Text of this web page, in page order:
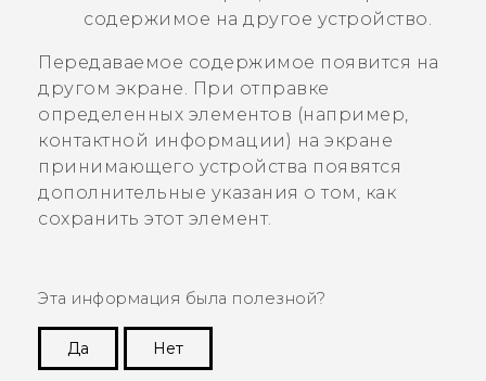
содержимое на другое устройство.
Передаваемое содержимое появится на
другом экране. При отправке
определенных элементов (например,
контактной информации) на экране
принимающего устройства появятся
дополнительные указания о том, как
сохранить этот элемент.
Эта информация была полезной?
Да
Нет